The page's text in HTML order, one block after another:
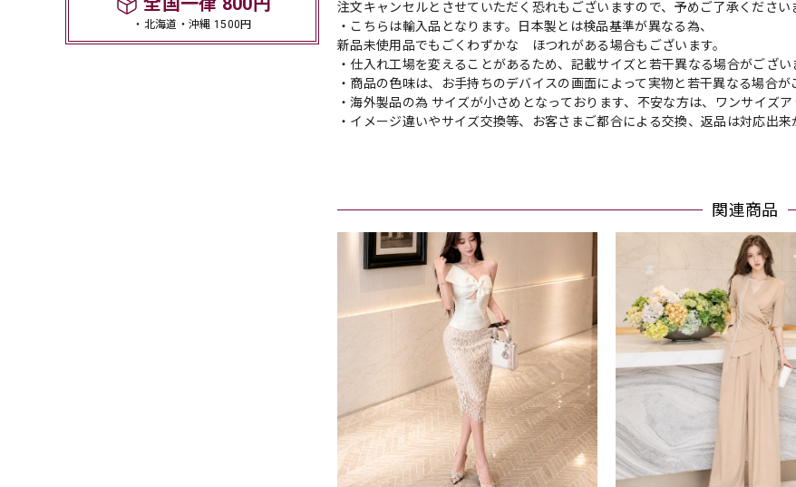
・北海道・沖縄 1500円
注文キャンセルとさせていただく恐れもございますので、予めご了承ください
・こちらは輸入品となります。日本製とは検品基準が異なる為、
新品未使用品でもごくわずかな ほつれがある場合もございます。
・仕入れ工場を変えることがあるため、記載サイズと若干異なる場合がござい
・商品の色味は、お手持ちのデバイスの画面によって実物と若干異なる場合が
・海外製品の為 サイズが小さめとなっております、不安な方は、ワンサイズア
・イメージ違いやサイズ交換等、お客さまご都合による交換、返品は対応出来
関連商品